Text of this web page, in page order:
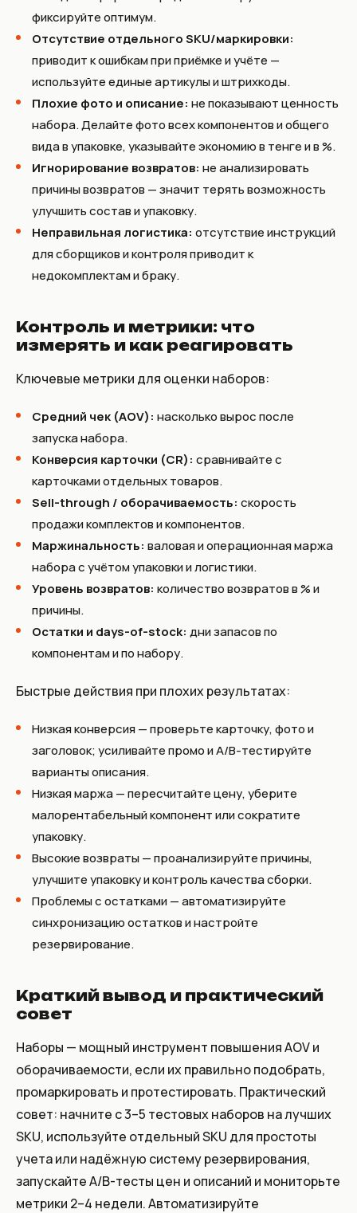
фиксируйте оптимум.
Отсутствие отдельного SKU/маркировки:
приводит к ошибкам при приёмке и учёте —
используйте единые артикулы и штрихкоды.
Плохие фото и описание: не показывают ценность
набора. Делайте фото всех компонентов и общего
вида в упаковке, указывайте экономию в тенге и в %.
Игнорирование возвратов: не анализировать
причины возвратов — значит терять возможность
улучшить состав и упаковку.
Неправильная логистика: отсутствие инструкций
для сборщиков и контроля приводит к
недокомплектам и браку.
Контроль и метрики: что
измерять и как реагировать
Ключевые метрики для оценки наборов:
Средний чек (AOV): насколько вырос после
запуска набора.
Конверсия карточки (CR): сравнивайте с
карточками отдельных товаров.
Sell-through / оборачиваемость: скорость
продажи комплектов и компонентов.
Маржинальность: валовая и операционная маржа
набора с учётом упаковки и логистики.
Уровень возвратов: количество возвратов в % и
причины.
Остатки и days-of-stock: дни запасов по
компонентам и по набору.
Быстрые действия при плохих результатах:
Низкая конверсия — проверьте карточку, фото и
заголовок; усиливайте промо и A/B-тестируйте
варианты описания.
Низкая маржа — пересчитайте цену, уберите
малорентабельный компонент или сократите
упаковку.
Высокие возвраты — проанализируйте причины,
улучшите упаковку и контроль качества сборки.
Проблемы с остатками — автоматизируйте
синхронизацию остатков и настройте
резервирование.
Краткий вывод и практический
совет
Наборы — мощный инструмент повышения AOV и
оборачиваемости, если их правильно подобрать,
промаркировать и протестировать. Практический
совет: начните с 3–5 тестовых наборов на лучших
SKU, используйте отдельный SKU для простоты
учета или надёжную систему резервирования,
запускайте A/B-тесты цен и описаний и мониторьте
метрики 2–4 недели. Автоматизируйте